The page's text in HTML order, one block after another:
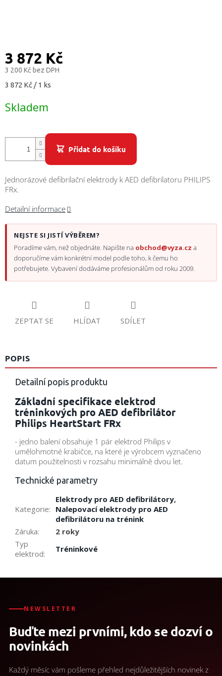
3 872 Kč
3 200 Kč bez DPH
Měrná
3 872 Kč / 1 ks
Skladem
Přidat do košíku
Jednorázové defibrilační elektrody k AED defibrilatoru PHILIPS
FRx.
Detailní informace
NEJSTE SI JISTÍ VÝBĚREM?
Poradíme vám, než objednáte. Napište na obchod@vyza.cz a
doporučíme vám konkrétní model podle toho, k čemu ho
potřebujete. Vybavení dodáváme profesionálům od roku 2009.
ZEPTAT SE HLÍDAT SDÍLET
POPIS
Detailní popis produktu
Základní specifikace elektrod
tréninkových pro AED defibrilátor
Philips HeartStart FRx
- jedno balení obsahuje 1 pár elektrod Philips v
umělohmotné krabičce, na které je výrobcem vyznačeno
datum použitelnosti v rozsahu minimálně dvou let.
Technické parametry
Kategorie:
Elektrody pro AED defibrilátory,
Nalepovací elektrody pro AED
defibrilátoru na trénink
Záruka:
2 roky
Typ
elektrod: Tréninkové
NEWSLETTER
Buďte mezi prvními, kdo se dozví o
novinkách
Každý měsíc vám pošleme přehled nejdůležitějších novinek z